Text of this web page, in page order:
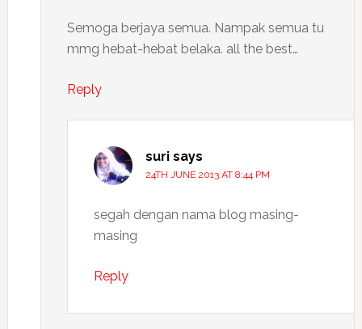
Semoga berjaya semua. Nampak semua tu
mmg hebat-hebat belaka. all the best…
Reply
suri says
24TH JUNE 2013 AT 8:44 PM
segah dengan nama blog masing-
masing
Reply